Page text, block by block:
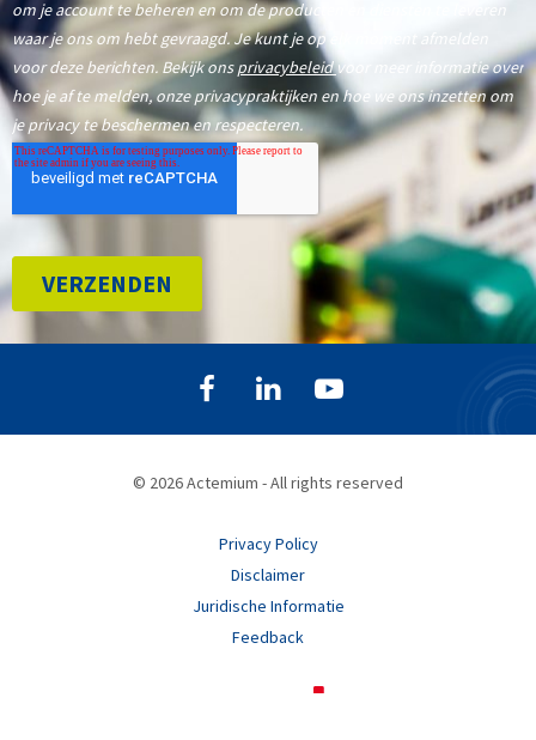
© 2026 Actemium - All rights reserved
Privacy Policy
Disclaimer
Juridische Informatie
Feedback